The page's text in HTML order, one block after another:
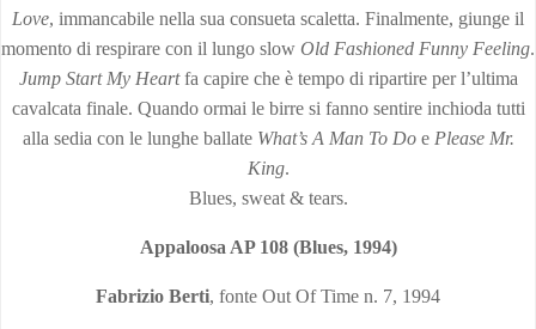
Love, immancabile nella sua consueta scaletta. Finalmente, giunge il
momento di respirare con il lungo slow Old Fashioned Funny Feeling.
Jump Start My Heartfa capire che è tempo di ripartire per l’ultima
cavalcata finale. Quando ormai le birre si fanno sentire inchioda tutti
alla sedia con le lunghe ballate What’s A Man To Doe Please Mr.
King.
Blues, sweat & tears.
Appaloosa AP 108 (Blues, 1994)
Fabrizio Berti, fonte Out Of Time n. 7, 1994